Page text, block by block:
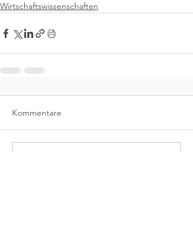
Wirtschaftswissenschaften
Kommentare